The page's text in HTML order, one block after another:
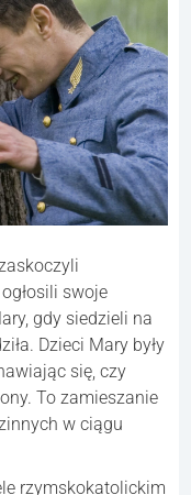
swoje
gdy siedzieli na
Dzieci Mary były
się, czy
To zamieszanie
w ciągu
rzymskokatolickim